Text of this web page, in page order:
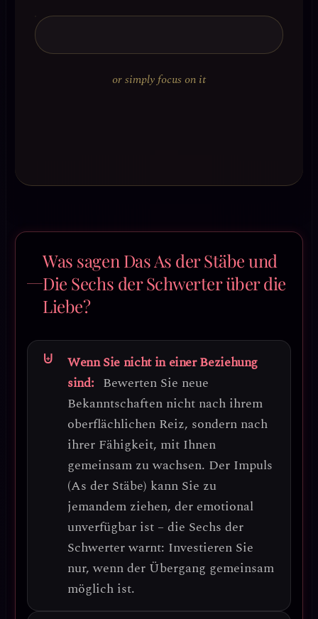
or simply focus on it
Was sagen Das As der Stäbe und
Die Sechs der Schwerter über die
Liebe?
Wenn Sie nicht in einer Beziehung
sind: Bewerten Sie neue
Bekanntschaften nicht nach ihrem
oberflächlichen Reiz, sondern nach
ihrer Fähigkeit, mit Ihnen
gemeinsam zu wachsen. Der Impuls
(As der Stäbe) kann Sie zu
jemandem ziehen, der emotional
unverfügbar ist – die Sechs der
Schwerter warnt: Investieren Sie
nur, wenn der Übergang gemeinsam
möglich ist.